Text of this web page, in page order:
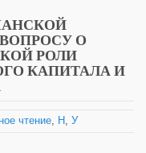
О
РОЛИ
КАПИТАЛА И
чтение Н У